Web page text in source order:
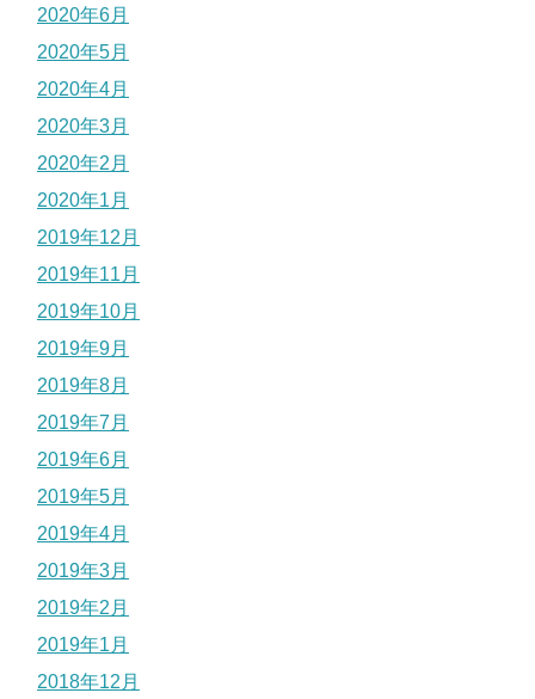
2020年6月
2020年5月
2020年4月
2020年3月
2020年2月
2020年1月
2019年12月
2019年11月
2019年10月
2019年9月
2019年8月
2019年7月
2019年6月
2019年5月
2019年4月
2019年3月
2019年2月
2019年1月
2018年12月